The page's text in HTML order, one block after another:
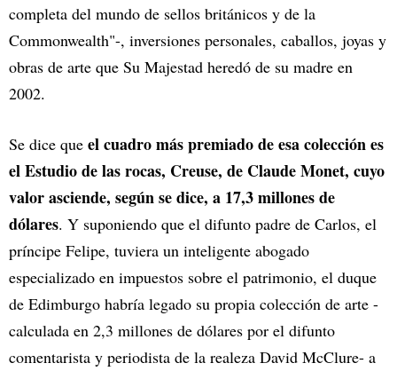
completa del mundo de sellos británicos y de la
Commonwealth"-, inversiones personales, caballos, joyas y
obras de arte que Su Majestad heredó de su madre en
2002.
Se dice que el cuadro más premiado de esa colección es
el Estudio de las rocas, Creuse, de Claude Monet, cuyo
valor asciende, según se dice, a 17,3 millones de
dólares. Y suponiendo que el difunto padre de Carlos, el
príncipe Felipe, tuviera un inteligente abogado
especializado en impuestos sobre el patrimonio, el duque
de Edimburgo habría legado su propia colección de arte -
calculada en 2,3 millones de dólares por el difunto
comentarista y periodista de la realeza David McClure- a